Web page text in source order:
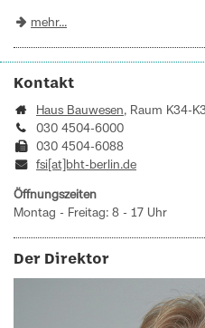
mehr...
Kontakt
Haus Bauwesen, Raum K34-
030 4504-6000
030 4504-6088
fsi[at]bht-berlin.de
Öffnungszeiten
Montag - Freitag: 8 - 17 Uhr
Der Direktor